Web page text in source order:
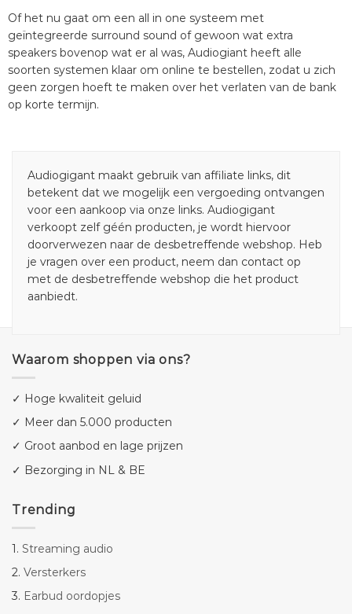
Of het nu gaat om een all in one systeem met
geïntegreerde surround sound of gewoon wat extra
speakers bovenop wat er al was, Audiogiant heeft alle
soorten systemen klaar om online te bestellen, zodat u zich
geen zorgen hoeft te maken over het verlaten van de bank
op korte termijn.
Audiogigant maakt gebruik van affiliate links, dit
betekent dat we mogelijk een vergoeding ontvangen
voor een aankoop via onze links. Audiogigant
verkoopt zelf géén producten, je wordt hiervoor
doorverwezen naar de desbetreffende webshop. Heb
je vragen over een product, neem dan contact op
met de desbetreffende webshop die het product
aanbiedt.
Waarom shoppen via ons?
✓ Hoge kwaliteit geluid
✓ Meer dan 5.000 producten
✓ Groot aanbod en lage prijzen
✓ Bezorging in NL & BE
Trending
1. Streaming audio
2. Versterkers
3. Earbud oordopjes